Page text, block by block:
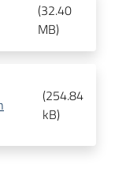
(32.40
MB)
(254.84
kB)